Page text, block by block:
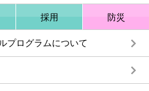
採用 防災
プログラムについて